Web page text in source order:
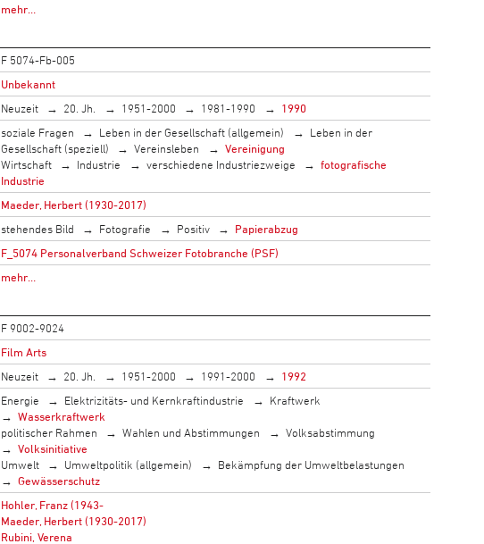
mehr…
F 5074-Fb-005
Unbekannt
Neuzeit 20. Jh. 1951-2000 1981-1990
1990
soziale Fragen Leben in der Gesellschaft (allgemein)
Leben in der
Gesellschaft (speziell)
Vereinsleben
Vereinigung
Wirtschaft
Industrie verschiedene Industriezweige
fotografische
Industrie
Maeder, Herbert (1930-2017)
stehendes Bild Fotografie Positiv
Papierabzug
F_5074 Personalverband Schweizer Fotobranche (PSF)
mehr…
F 9002-9024
Film Arts
Neuzeit 20. Jh. 1951-2000 1991-2000
1992
Energie Elektrizitäts- und Kernkraftindustrie
Kraftwerk
Wasserkraftwerk
politischer Rahmen
Wahlen und Abstimmungen
Volksabstimmung
Volksinitiative
Umwelt
Umweltpolitik (allgemein)
Bekämpfung der Umweltbelastungen
Gewässerschutz
Hohler, Franz (1943-
Maeder, Herbert (1930-2017)
Rubini, Verena